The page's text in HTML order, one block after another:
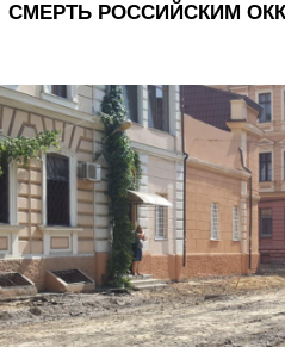
СМЕРТЬ РОССИЙСКИМ